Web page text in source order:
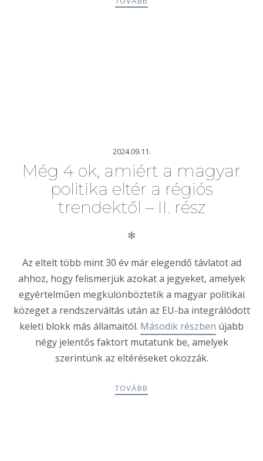
2024.09.11.
Még 4 ok, amiért a magyar
politika eltér a régiós
trendektől – II. rész
✻
Az eltelt több mint 30 év már elegendő távlatot ad
ahhoz, hogy felismerjük azokat a jegyeket, amelyek
egyértelműen megkülönböztetik a magyar politikai
közeget a rendszerváltás után az EU-ba integrálódott
keleti blokk más államaitól. Második részben újabb
négy jelentős faktort mutatunk be, amelyek
szerintünk az eltéréseket okozzák.
TOVÁBB